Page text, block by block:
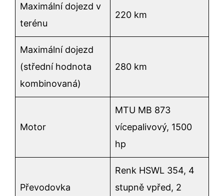
Maximální dojezd v
terénu
220 km
Maximální dojezd
(střední hodnota
kombinovaná)
280 km
Motor
MTU MB 873
vícepalivový, 1500
hp
Převodovka
Renk HSWL 354, 4
stupně vpřed, 2